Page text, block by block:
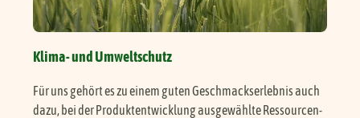
Klima- und Umweltschutz
Für uns gehört es zu einem guten Geschmackserlebnis auch
dazu, bei der Produktentwicklung ausgewählte Ressourcen-